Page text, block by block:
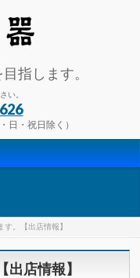
指します。
い。
日・祝日除く）
す。【出店情報】
店情報】